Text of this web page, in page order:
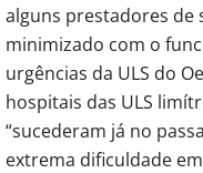
alguns prestadores de
minimizado com o
urgências da ULS do
hospitais das ULS
“sucederam já no
extrema dificuldade